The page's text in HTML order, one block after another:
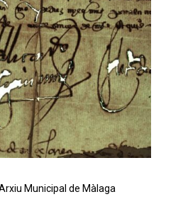
Municipal de Màlaga